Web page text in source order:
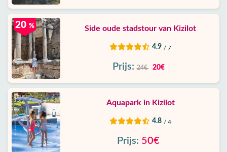
Side oude stadstour van Kizilot
4.9 / 7
20 %
Prijs: 24€ 20€
Aquapark in Kizilot
4.8 / 4
Prijs: 50€